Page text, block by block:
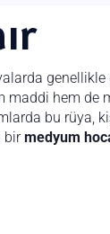
maddi hem
bu rüya,
birmedyum